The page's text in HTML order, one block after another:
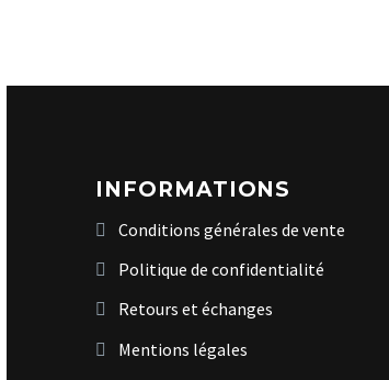
INFORMATIONS
Conditions générales de vente
Politique de confidentialité
Retours et échanges
Mentions légales